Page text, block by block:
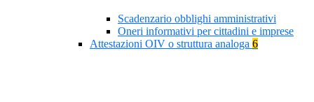
Scadenzario obblighi amministrativi
Oneri informativi per cittadini e imprese
Attestazioni OIV o struttura analoga 6